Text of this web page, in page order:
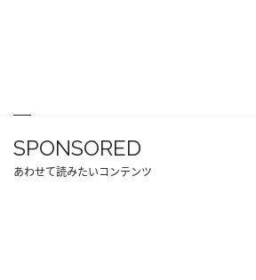
SPONSORED
あわせて読みたいコンテンツ